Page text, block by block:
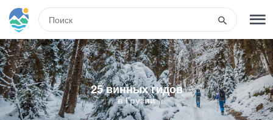
РЕГИСТРАЦИЯ ВХОД
Развлечения
25 винных гидов
в Грузии